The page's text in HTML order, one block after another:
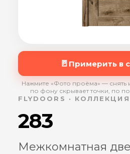
🚪 Примерить в
Нажмите «Фото проёма» — снять
по фону скрывает точки, по
FLYDOORS ·
283
Межкомнатная